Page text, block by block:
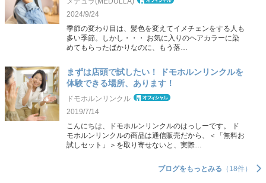
2024/9/24
季節の変わり目は、髪色を変えてイメチェンをする人も
多い季節。しかし・・・ お気に入りのヘアカラーに染
めてもらったばかりなのに、もう落…
まずは店頭で試したい！ ドモホルンリンクルを
体験できる場所、あります！
ドモホルンリンクル
2019/7/14
こんにちは、ドモホルンリンクルのはっしーです。 ド
モホルンリンクルの商品は通信販売だから、＜「無料お
試しセット」＞を取り寄せないと、実際…
ブログをもっとみる （18件）